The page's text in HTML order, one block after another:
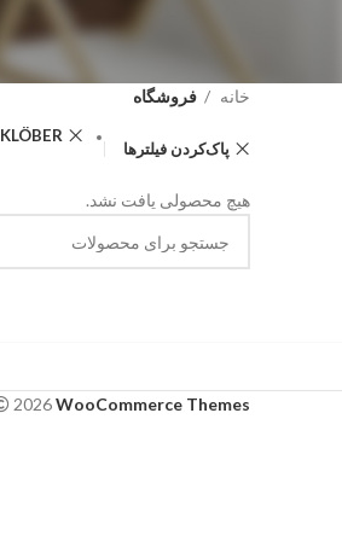
خانه فروشگاه
پاک‌کردن فیلترها
KLÖBER
هیچ محصولی یافت نشد.
2026WooCommerce Themes